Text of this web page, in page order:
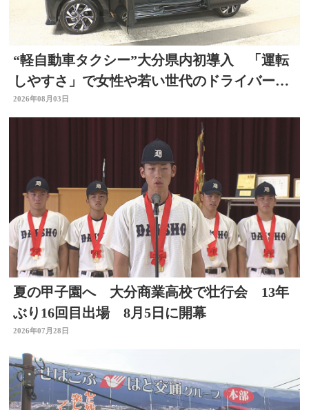
“軽自動車タクシー”大分県内初導入 「運転
しやすさ」で女性や若い世代のドライバー確
保へ
2026年08月03日
夏の甲子園へ 大分商業高校で壮行会 13年
ぶり16回目出場 8月5日に開幕
2026年07月28日